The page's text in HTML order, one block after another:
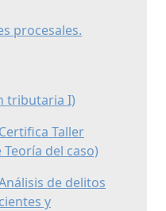
procesales.
tributaria I)
Taller
del caso)
de delitos
y